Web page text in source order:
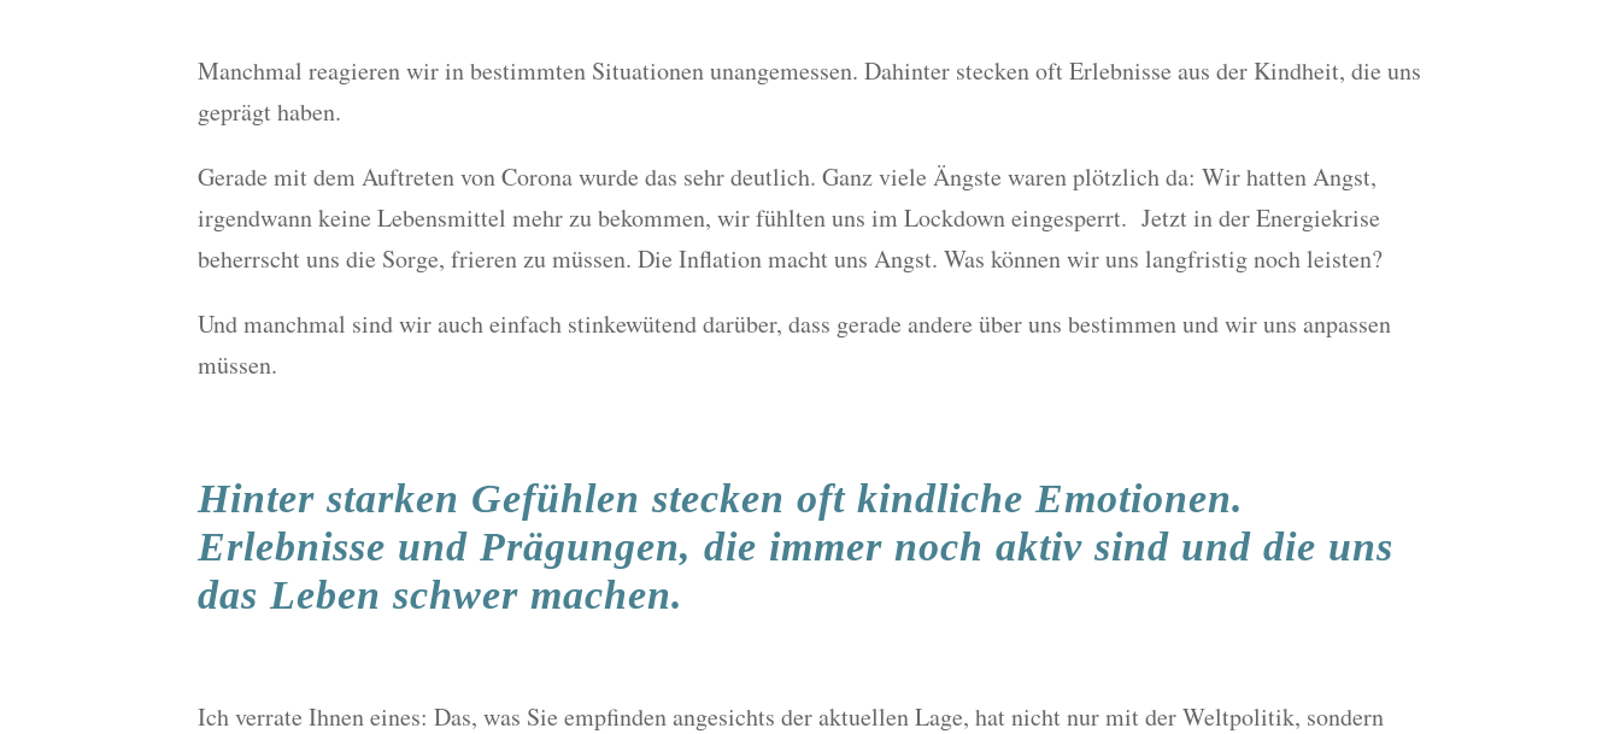
Manchmal reagieren wir in bestimmten Situationen unangemessen. Dahinter stecken oft Erlebnisse aus der Kindheit, die uns
geprägt haben.
Gerade mit dem Auftreten von Corona wurde das sehr deutlich. Ganz viele Ängste waren plötzlich da: Wir hatten Angst,
irgendwann keine Lebensmittel mehr zu bekommen, wir fühlten uns im Lockdown eingesperrt. Jetzt in der Energiekrise
beherrscht uns die Sorge, frieren zu müssen. Die Inflation macht uns Angst. Was können wir uns langfristig noch leisten?
Und manchmal sind wir auch einfach stinkewütend darüber, dass gerade andere über uns bestimmen und wir uns anpassen
müssen.
Hinter starken Gefühlen stecken oft kindliche Emotionen.
Erlebnisse und Prägungen, die immer noch aktiv sind und die uns
das Leben schwer machen.
Ich verrate Ihnen eines: Das, was Sie empfinden angesichts der aktuellen Lage, hat nicht nur mit der Weltpolitik, sondern